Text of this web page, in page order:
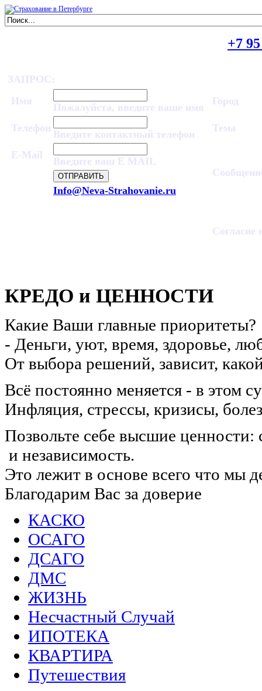
+7
ЗАПРОС:
Имя
Пожалуйста, введите ваше имя
Телефон
Введите контактный телефон
E-Mail
Введите ваш E MAIL
Info@Neva-Strahovanie.ru
Город
Тема
Согласие
КРЕДО и ЦЕННОСТИ
Какие Ваши главные приоритеты?
- Деньги, уют, время, здоровье,
От выбора решений, зависит,
Всё постоянно меняется - в этом
Инфляция, стрессы, кризисы,
Позвольте себе высшие ценности:
и независимость.
Это лежит в основе всего что мы
Благодарим Вас за доверие
КАСКО
ОСАГО
ДСАГО
ДМС
ЖИЗНЬ
Несчастный Случай
ИПОТЕКА
КВАРТИРА
Путешествия